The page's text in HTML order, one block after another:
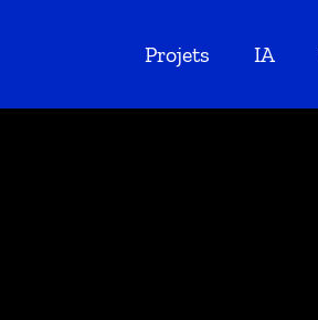
Projets IA